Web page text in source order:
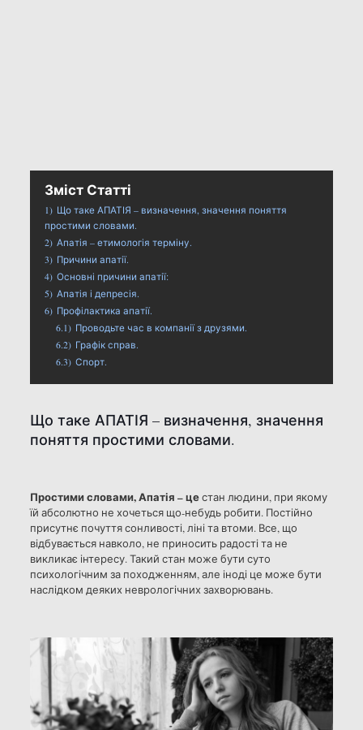
Зміст Статті
1) Що таке АПАТІЯ – визначення, значення поняття
простими словами.
2) Апатія – етимологія терміну.
3) Причини апатії.
4) Основні причини апатії:
5) Апатія і депресія.
6) Профілактика апатії.
6.1) Проводьте час в компанії з друзями.
6.2) Графік справ.
6.3) Спорт.
Що таке АПАТІЯ – визначення, значення
поняття простими словами.
Простими словами, Апатія – цестан людини, при якому
їй абсолютно не хочеться що-небудь робити. Постійно
присутнє почуття сонливості, ліні та втоми. Все, що
відбувається навколо, не приносить радості та не
викликає інтересу. Такий стан може бути суто
психологічним за походженням, але іноді це може бути
наслідком деяких неврологічних захворювань.